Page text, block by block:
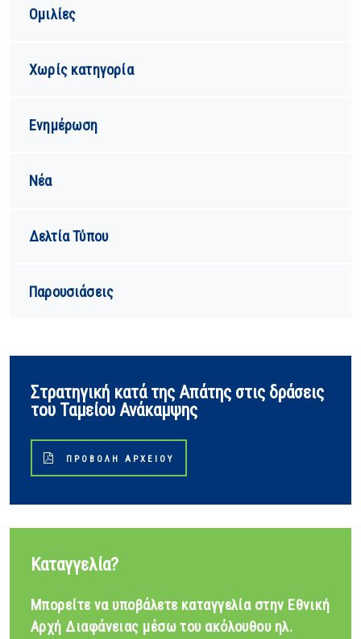
Ομιλίες
Χωρίς κατηγορία
Ενημέρωση
Νέα
Δελτία Τύπου
Παρουσιάσεις
Στρατηγική κατά της Απάτης στις δράσεις
του Ταμείου Ανάκαμψης
ΠΡΟΒΟΛΉ ΑΡΧΕΊΟΥ
Καταγγελία?
Μπορείτε να υποβάλετε καταγγελία στην Εθνική
Αρχή Διαφάνειας μέσω του ακόλουθου ηλ.